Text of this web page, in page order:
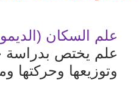
علم السكان
علم يختص بدراسة
وتوزيعها وحركتها